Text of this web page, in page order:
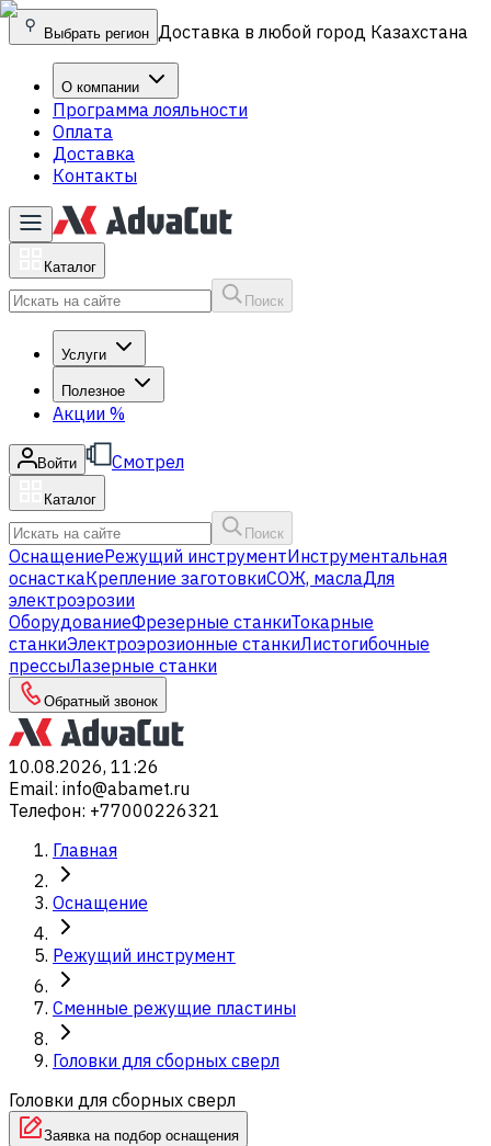
Выбрать регион Доставка в любой город Казахстана
О компании
Программа лояльности
Оплата
Доставка
Контакты
Каталог
Поиск
Услуги
Полезное
Акции %
Войти Смотрел
Каталог
Поиск
ОснащениеРежущий инструментИнструментальная
оснасткаКрепление заготовкиСОЖ, маслаДля
электроэрозии
ОборудованиеФрезерные станкиТокарные
станкиЭлектроэрозионные станкиЛистогибочные
прессыЛазерные станки
Обратный звонок
10.08.2026, 11:26
Email: info@abamet.ru
Телефон: +77000226321
Главная
Оснащение
Режущий инструмент
Сменные режущие пластины
Головки для сборных сверл
Головки для сборных сверл
Заявка на подбор оснащения